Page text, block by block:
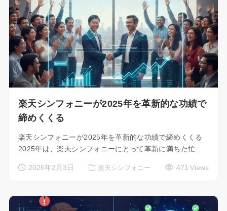
楽天シンフォニーが2025年を革新的な功績で
締めくくる
楽天シンフォニーが2025年を革新的な功績で締めくくる
2025年は、楽天シンフォニーにとって革新に満ちた忙…
2026年2月3日 楽天シンフォニー 471 Views